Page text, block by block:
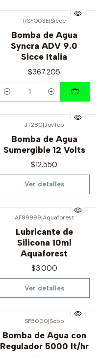
RSYQ03E|Sicce
Bomba de Agua
Syncra ADV 9.0
Sicce Italia
$367.205
Cantidad
JT280|JovTop
Bomba de Agua
Sumergible 12 Volts
$12.550
Ver detalles
AF99999|Aquaforest
Lubricante de
Silicona 10ml
Aquaforest
$3.000
Ver detalles
SF5000|Sobo
Bomba de Agua con
Regulador 5000 lt/hr